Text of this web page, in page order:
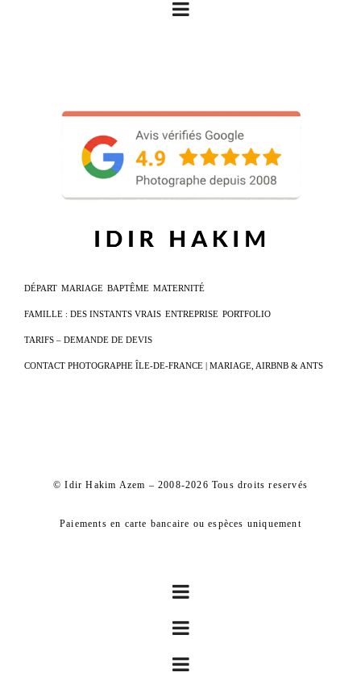
DÉPART MARIAGE BAPTÊME MATERNITÉ
FAMILLE : DES INSTANTS VRAIS ENTREPRISE PORTFOLIO
TARIFS – DEMANDE DE DEVIS
CONTACT PHOTOGRAPHE ÎLE-DE-FRANCE | MARIAGE, AIRBNB & ANTS
© Idir Hakim Azem – 2008-2026 Tous droits reservés
Paiements en carte bancaire ou espèces uniquement